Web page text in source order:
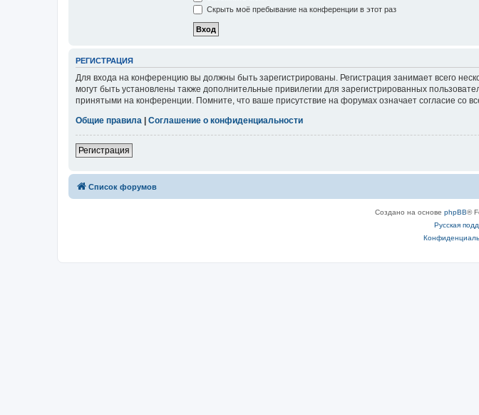
Скрыть моё пребывание на конференции в этот раз
РЕГИСТРАЦИЯ
Для входа на конференцию вы должны быть зарегистрированы. Регистрация занимает всего
могут быть установлены также дополнительные привилегии для зарегистрированных
принятыми на конференции. Помните, что ваше присутствие на форумах означает согласие со
Общие правила | Соглашение о конфиденциальности
Регистрация
Список форумов
Создано на основе phpBB®
Русская